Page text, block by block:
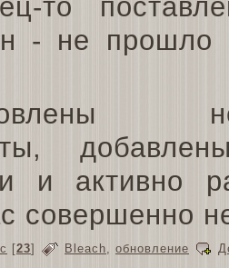
то
- не прошло
и активно
совершенно
[23] Bleach обновление